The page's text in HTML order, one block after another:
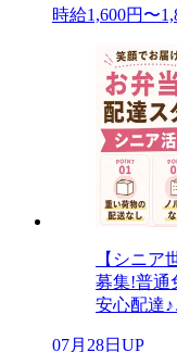
時給1,600円〜
【シニア
募集!普通
安心配達
07月28日UP